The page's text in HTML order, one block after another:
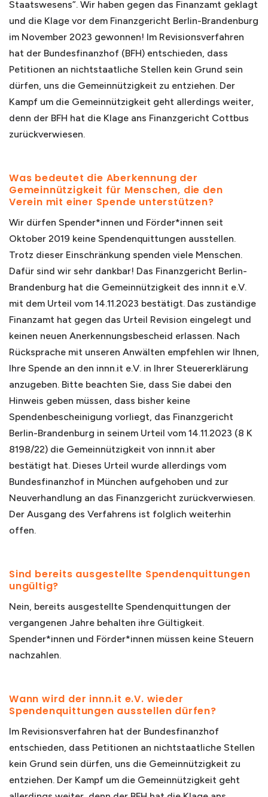
Staatswesens”. Wir haben gegen das Finanzamt geklagt
und die Klage vor dem Finanzgericht Berlin-Brandenburg
im November 2023 gewonnen! Im Revisionsverfahren
hat der Bundesfinanzhof (BFH) entschieden, dass
Petitionen an nichtstaatliche Stellen kein Grund sein
dürfen, uns die Gemeinnützigkeit zu entziehen. Der
Kampf um die Gemeinnützigkeit geht allerdings weiter,
denn der BFH hat die Klage ans Finanzgericht Cottbus
zurückverwiesen.
Was bedeutet die Aberkennung der
Gemeinnützigkeit für Menschen, die den
Verein mit einer Spende unterstützen?
Wir dürfen Spender*innen und Förder*innen seit
Oktober 2019 keine Spendenquittungen ausstellen.
Trotz dieser Einschränkung spenden viele Menschen.
Dafür sind wir sehr dankbar! Das Finanzgericht Berlin-
Brandenburg hat die Gemeinnützigkeit des innn.it e.V.
mit dem Urteil vom 14.11.2023 bestätigt. Das zuständige
Finanzamt hat gegen das Urteil Revision eingelegt und
keinen neuen Anerkennungsbescheid erlassen. Nach
Rücksprache mit unseren Anwälten empfehlen wir Ihnen,
Ihre Spende an den innn.it e.V. in Ihrer Steuererklärung
anzugeben. Bitte beachten Sie, dass Sie dabei den
Hinweis geben müssen, dass bisher keine
Spendenbescheinigung vorliegt, das Finanzgericht
Berlin-Brandenburg in seinem Urteil vom 14.11.2023 (8 K
8198/22) die Gemeinnützigkeit von innn.it aber
bestätigt hat. Dieses Urteil wurde allerdings vom
Bundesfinanzhof in München aufgehoben und zur
Neuverhandlung an das Finanzgericht zurückverwiesen.
Der Ausgang des Verfahrens ist folglich weiterhin
offen.
Sind bereits ausgestellte Spendenquittungen
ungültig?
Nein, bereits ausgestellte Spendenquittungen der
vergangenen Jahre behalten ihre Gültigkeit.
Spender*innen und Förder*innen müssen keine Steuern
nachzahlen.
Wann wird der innn.it e.V. wieder
Spendenquittungen ausstellen dürfen?
Im Revisionsverfahren hat der Bundesfinanzhof
entschieden, dass Petitionen an nichtstaatliche Stellen
kein Grund sein dürfen, uns die Gemeinnützigkeit zu
entziehen. Der Kampf um die Gemeinnützigkeit geht